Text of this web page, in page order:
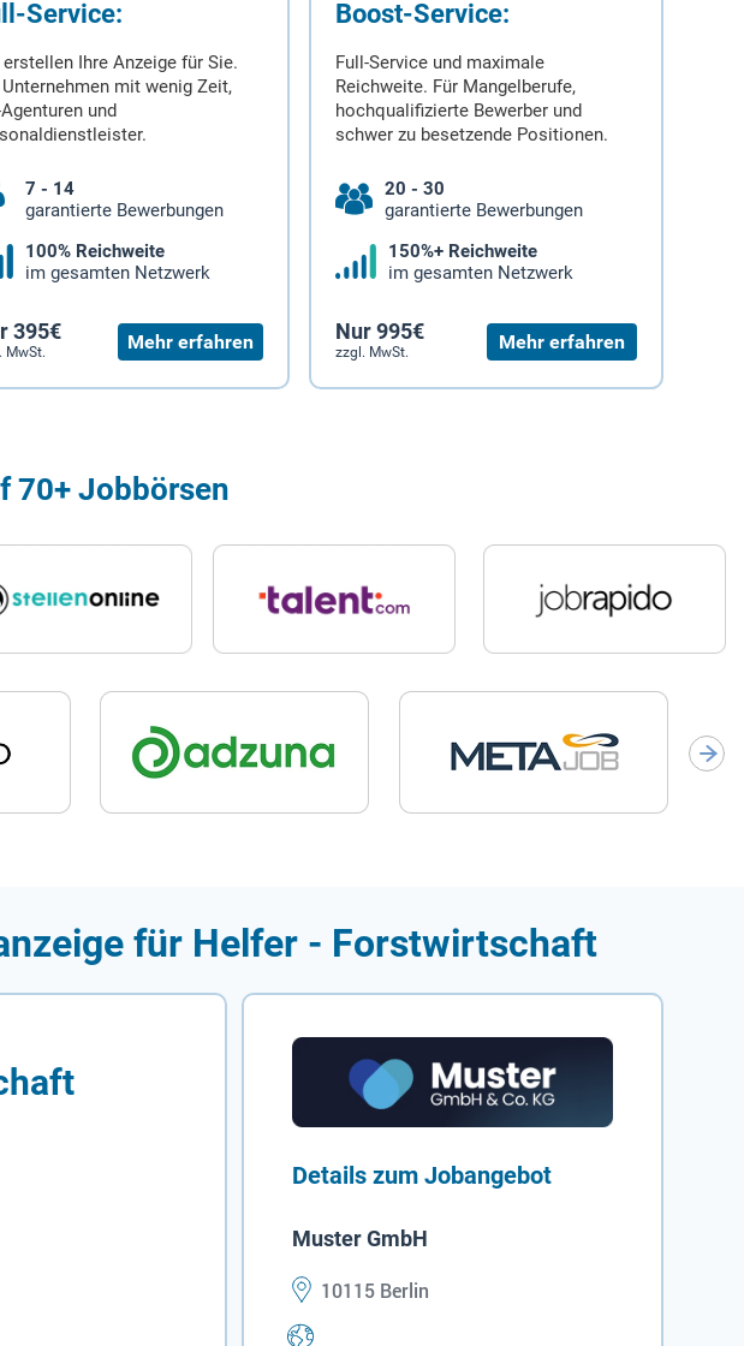
Service:
Ihre Anzeige für Sie.
Unternehmen mit wenig Zeit,
Agenturen und
7 - 14
garantierte Bewerbungen
100% Reichweite
im gesamten Netzwerk
395€
MwSt. Mehr erfahren
Boost-Service:
Full-Service und maximale
Reichweite. Für Mangelberufe,
hochqualifizierte Bewerber und
schwer zu besetzende Positionen.
20 - 30
garantierte Bewerbungen
150%+ Reichweite
im gesamten Netzwerk
Nur 995€
zzgl. MwSt. Mehr erfahren
70+ Jobbörsen
für Helfer - Forstwirtschaft
Details zum Jobangebot
Muster GmbH
10115 Berlin